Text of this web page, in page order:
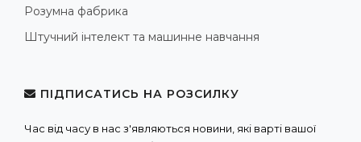
Розумна фабрика
Штучний інтелект та машинне навчання
ПІДПИСАТИСЬ НА РОЗСИЛКУ
Час від часу в нас з'являються новини, які варті вашої